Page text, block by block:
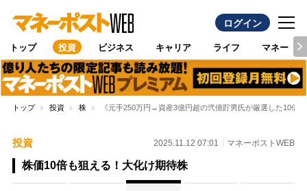
ログイン
トップ 投資 ビジネス キャリア ライフ マネー
トップ 投資 株 《元手250万円→資産3億円超の弐億貯男氏が厳選した10倍
投資 2025.11.12 07:01 マネーポストWEB
株価10倍も狙える！大化け期待株